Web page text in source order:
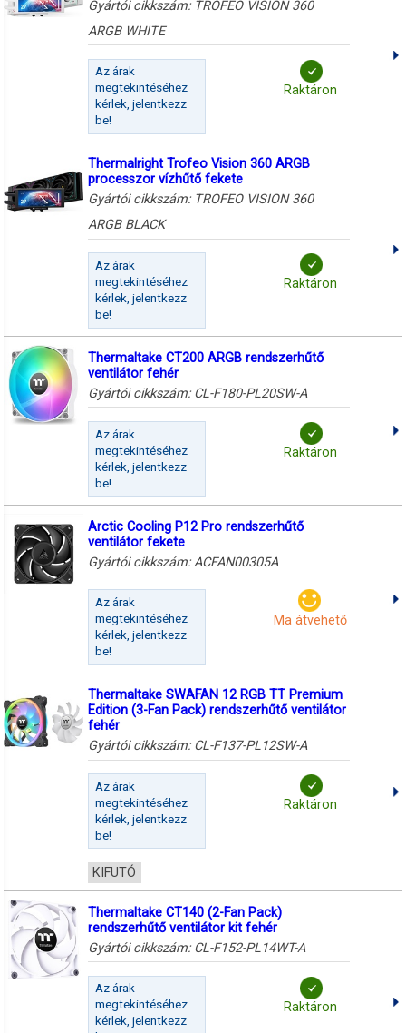
Gyártói cikkszám: TROFEO VISION 360
ARGB WHITE
Az árak
megtekintéséhez
kérlek, jelentkezz
be!
Raktáron
Thermalright Trofeo Vision 360 ARGB
processzor vízhűtő fekete
Gyártói cikkszám: TROFEO VISION 360
ARGB BLACK
Az árak
megtekintéséhez
kérlek, jelentkezz
be!
Raktáron
Thermaltake CT200 ARGB rendszerhűtő
ventilátor fehér
Gyártói cikkszám: CL-F180-PL20SW-A
Az árak
megtekintéséhez
kérlek, jelentkezz
be!
Raktáron
Arctic Cooling P12 Pro rendszerhűtő
ventilátor fekete
Gyártói cikkszám:ACFAN00305A
Az árak
megtekintéséhez
kérlek, jelentkezz
be!
Ma átvehető
Thermaltake SWAFAN 12 RGB TT Premium
Edition (3-Fan Pack) rendszerhűtő ventilátor
fehér
Gyártói cikkszám: CL-F137-PL12SW-A
Az árak
megtekintéséhez
kérlek, jelentkezz
be!
Raktáron
KIFUTÓ
Thermaltake CT140 (2-Fan Pack)
rendszerhűtő ventilátor kit fehér
Gyártói cikkszám: CL-F152-PL14WT-A
Az árak
megtekintéséhez
kérlek, jelentkezz
Raktáron